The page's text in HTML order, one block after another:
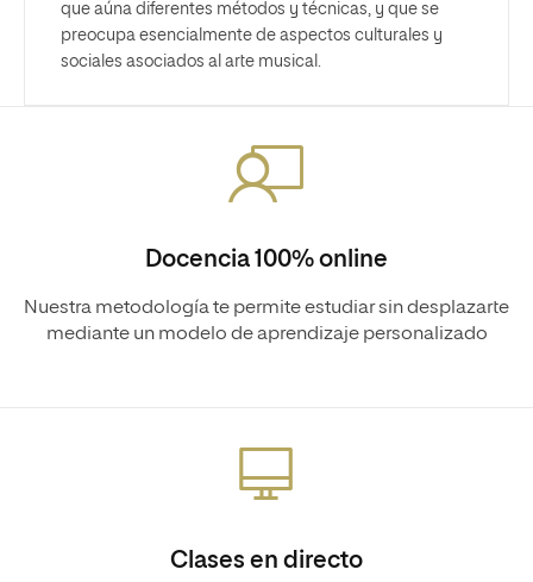
que aúna diferentes métodos y técnicas, y que se
preocupa esencialmente de aspectos culturales y
sociales asociados al arte musical.
Docencia 100% online
Nuestra metodología te permite estudiar sin desplazarte
mediante un modelo de aprendizaje personalizado
Clases en directo